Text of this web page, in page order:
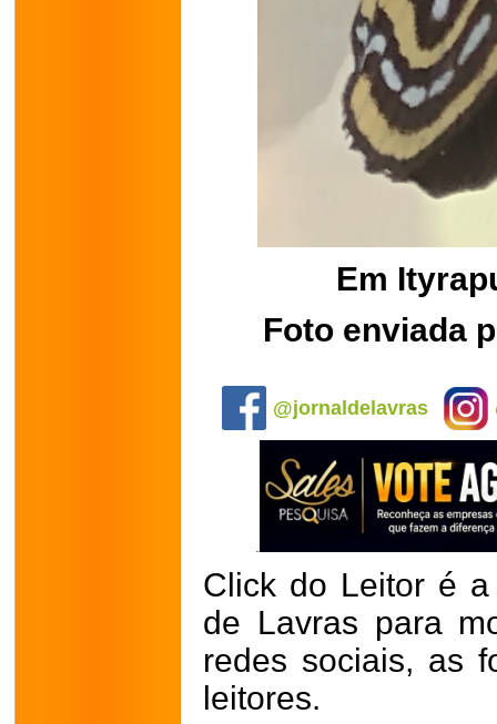
Em
Foto enviada
@jornaldelavras
Click do Leitor é
de Lavras para
redes sociais, as
leitores.